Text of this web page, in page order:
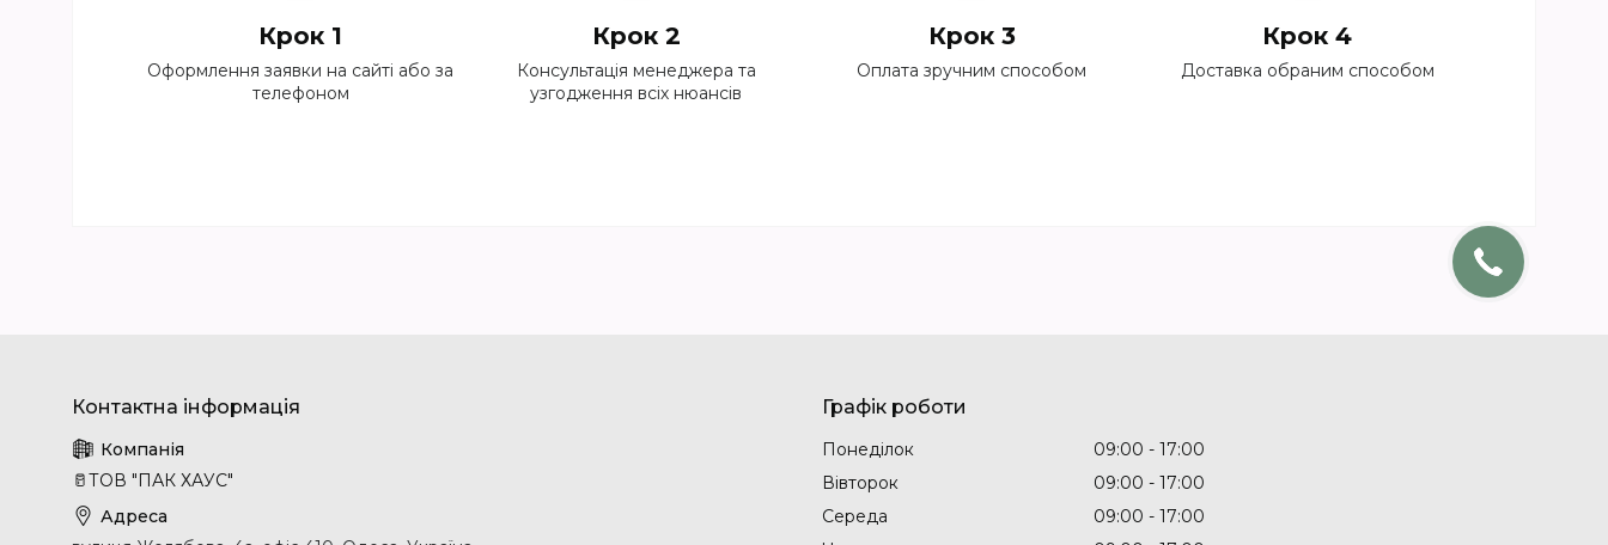
Крок 1
Оформлення заявки на сайті або за
телефоном
Крок 2
Консультація менеджера та
узгодження всіх нюансів
Крок 3
Оплата зручним способом
Крок 4
Доставка обраним способом
🥛ТОВ "ПАК ХАУС"
Графік роботи
Понеділок 09:00
17:00
Вівторок
09:00
17:00
Середа
09:00
17:00